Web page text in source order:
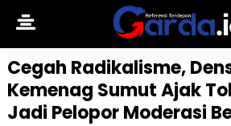
Cegah Radikalisme,
Kemenag Sumut Ajak
Jadi Pelopor Moderasi